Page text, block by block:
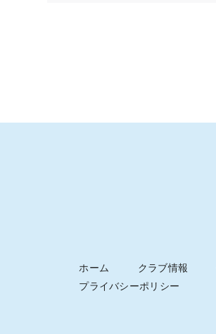
ホーム クラブ情報
プライバシーポリシー